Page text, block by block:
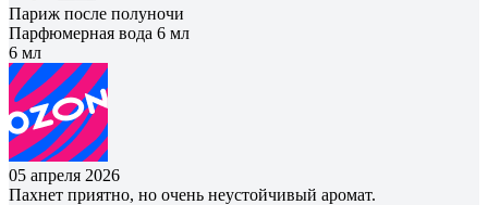
Париж после полуночи
Парфюмерная вода 6 мл
6 мл
05 апреля 2026
Пахнет приятно, но очень неустойчивый аромат.